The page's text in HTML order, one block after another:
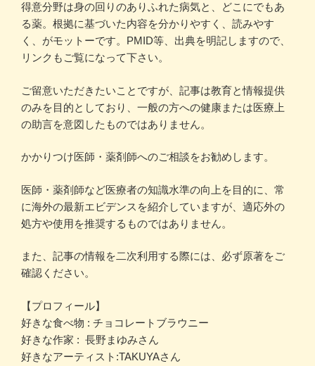
得意分野は身の回りのありふれた病気と、どこにでもあ
る薬。根拠に基づいた内容を分かりやすく、読みやす
く、がモットーです。PMID等、出典を明記しますので、
リンクもご覧になって下さい。
ご留意いただきたいことですが、記事は教育と情報提供
のみを目的としており、一般の方への健康または医療上
の助言を意図したものではありません。
かかりつけ医師・薬剤師へのご相談をお勧めします。
医師・薬剤師など医療者の知識水準の向上を目的に、常
に海外の最新エビデンスを紹介していますが、適応外の
処方や使用を推奨するものではありません。
また、記事の情報を二次利用する際には、必ず原著をご
確認ください。
【プロフィール】
好きな食べ物 : チョコレートブラウニー
好きな作家 : 長野まゆみさん
好きなアーティスト:TAKUYAさん